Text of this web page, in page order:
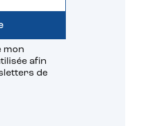
mon
afin
de